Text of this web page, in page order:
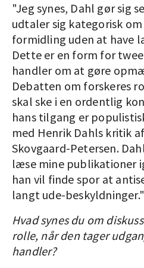
"Jeg synes, Dahl gør sig
udtaler sig kategorisk
formidling uden at have
Dette er en form for
handler om at gøre
Debatten om forskeres
skal ske i en ordentlig
hans tilgang er
med Henrik Dahls kritik
Skovgaard-Petersen.
læse mine publikationer
han vil finde spor at
langt ude-beskyldninger."
Hvad synes du om
rolle, når den tager
handler?